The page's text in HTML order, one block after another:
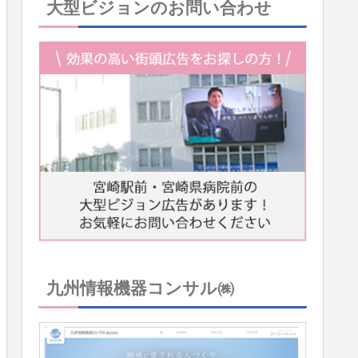
大型ビジョンのお問い合わせ
九州情報機器コンサル㈱